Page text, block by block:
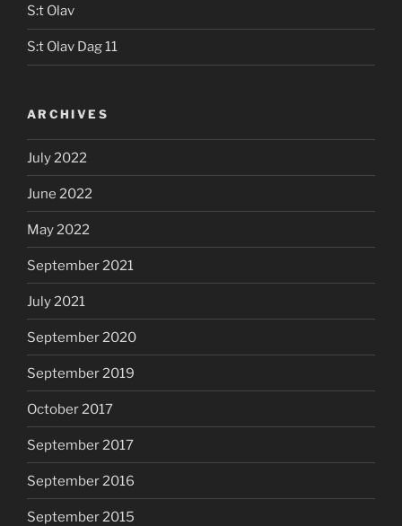
S:t Olav
S:t Olav Dag 11
ARCHIVES
July 2022
June 2022
May 2022
September 2021
July 2021
September 2020
September 2019
October 2017
September 2017
September 2016
September 2015